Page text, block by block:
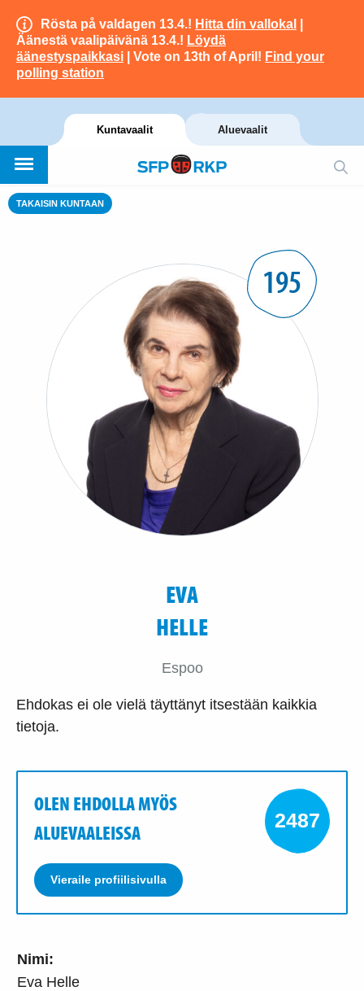
Rösta på valdagen 13.4.! Hitta din vallokal
Äänestä vaalipäivänä 13.4.! Löydä
äänestyspaikkasi | Vote on 13th of April! Find your
polling station
Kuntavaalit Aluevaalit
TAKAISIN KUNTAAN
Nimi:
Eva Helle
195
EVA
HELLE
Espoo
Ehdokas ei ole vielä täyttänyt itsestään kaikkia
tietoja.
OLEN EHDOLLA MYÖS
ALUEVAALEISSA
Vieraile profiilisivulla
2487